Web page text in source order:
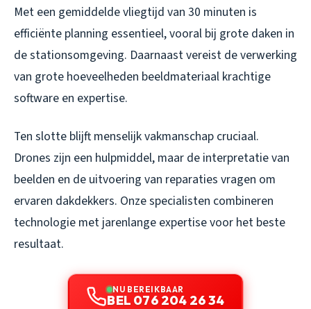
Met een gemiddelde vliegtijd van 30 minuten is
efficiënte planning essentieel, vooral bij grote daken in
de stationsomgeving. Daarnaast vereist de verwerking
van grote hoeveelheden beeldmateriaal krachtige
software en expertise.
Ten slotte blijft menselijk vakmanschap cruciaal.
Drones zijn een hulpmiddel, maar de interpretatie van
beelden en de uitvoering van reparaties vragen om
ervaren dakdekkers. Onze specialisten combineren
technologie met jarenlange expertise voor het beste
resultaat.
NU BEREIKBAAR
BEL 076 204 26 34